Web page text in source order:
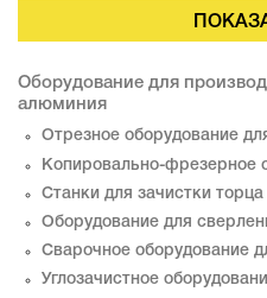
Оборудование для
алюминия
Отрезное оборудование
Копировально-фрезерное
Станки для зачистки
Оборудование для
Сварочное оборудование
Углозачистное